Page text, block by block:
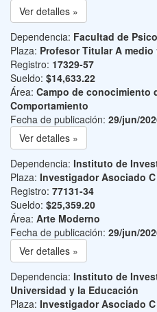
Ver detalles »
Dependencia: Facultad de
Plaza: Profesor Titular A medio
Registro: 17329-57
Sueldo: $14,633.22
Área: Campo de conocimiento
Comportamiento
Fecha de publicación: 29/jun/
Ver detalles »
Dependencia: Instituto de
Plaza: Investigador Asociado
Registro: 77131-34
Sueldo: $25,359.20
Área: Arte Moderno
Fecha de publicación: 29/jun/
Ver detalles »
Dependencia: Instituto de
Universidad y la Educación
Plaza: Investigador Asociado